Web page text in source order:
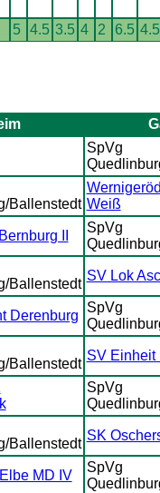
5 4.5 3.5 4 2 6.5 4.5
SpVg
Ballenstedt Weiß
II
SpVg
Ballenstedt
SV Lok
Derenburg
SpVg
Ballenstedt
SV Einheit
SpVg
Ballenstedt
SK
MD IV
SpVg